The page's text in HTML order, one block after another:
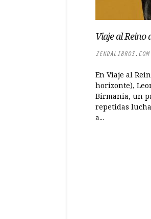
Viaje al Reino
ZENDALIBROS.COM
En Viaje al
horizonte),
Birmania, un
repetidas
a...